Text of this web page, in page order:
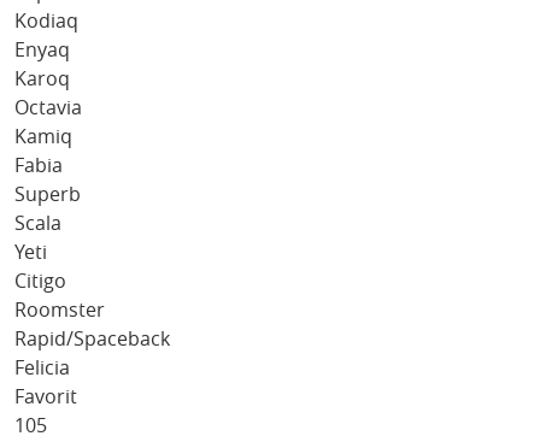
Kodiaq
Enyaq
Karoq
Octavia
Kamiq
Fabia
Superb
Scala
Yeti
Citigo
Roomster
Rapid/Spaceback
Felicia
Favorit
105